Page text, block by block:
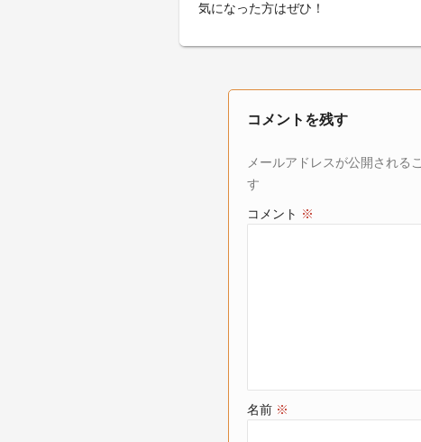
気になった方はぜひ！
コメントを残す
メールアドレスが公開される
す
コメント ※
名前 ※